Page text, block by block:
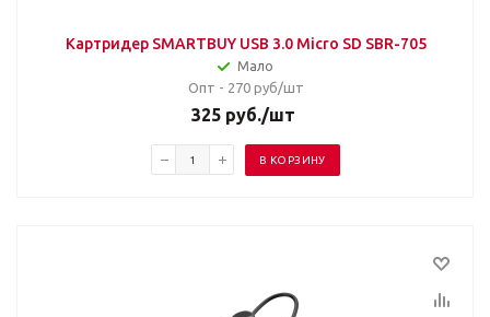
Картридер SMARTBUY USB 3.0 Micro SD SBR-705
Мало
Опт - 270 руб/шт
325 руб./шт
В КОРЗИНУ